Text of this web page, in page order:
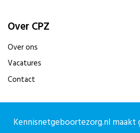
Over CPZ
Over ons
Vacatures
Contact
Contact
Contactpagina
Kennisnetgeboortezorg.nl maakt